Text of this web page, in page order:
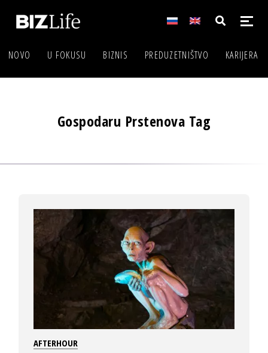
NOVO U FOKUSU BIZNIS PREDUZETNIŠTVO KARIJERA
Gospodaru Prstenova Tag
AFTERHOUR